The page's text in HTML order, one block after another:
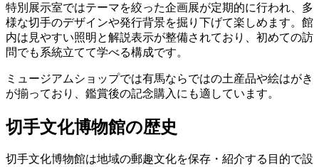
特別展示室ではテーマを絞った企画展が定期的に行われ、多
様な切手のデザインや発行背景を掘り下げて楽しめます。館
内は見やすい照明と解説表示が整備されており、初めての訪
問でも系統立てて学べる構成です。
ミュージアムショップでは有馬ならではの土産品や絵はがき
が揃っており、鑑賞後の記念購入にも適しています。
切手文化博物館の歴史
切手文化博物館は地域の郵趣文化を保存・紹介する目的で設